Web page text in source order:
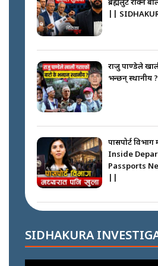
बदलेका ‘निम्स
||
आगो निभाउने
HAPPENING
भयो ? के के
ब्रह्मलुट रोक्न
||
राजु पाण्डेले
भन्छन् स्थानीय
पासपोर्ट
Inside
Passports
the Gas Go?
SIDHAKURA